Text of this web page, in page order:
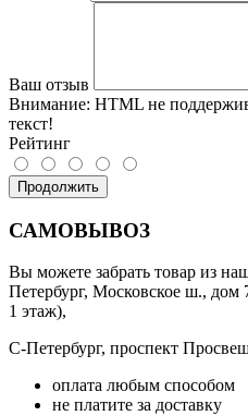
Ваш отзыв
Внимание: HTML не
текст!
Рейтинг
Продолжить
САМОВЫВОЗ
Вы можете забрать товар из
Петербург, Московское ш.,
1 этаж),
С-Петербург, проспект
оплата любым способом
не платите за доставку